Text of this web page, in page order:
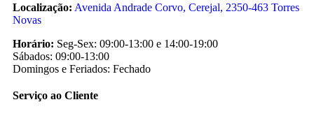
Localização: Avenida Andrade Corvo, Cerejal, 2350-463 Torres
Novas
Horário: Seg-Sex: 09:00-13:00 e 14:00-19:00
Sábados: 09:00-13:00
Domingos e Feriados: Fechado
Serviço ao Cliente